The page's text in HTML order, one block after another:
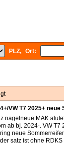
PLZ, Ort:
VW T7 2025+
nagelneue MAK
ab bj. 2024-. VW
neue
satz ist ohne RDKS